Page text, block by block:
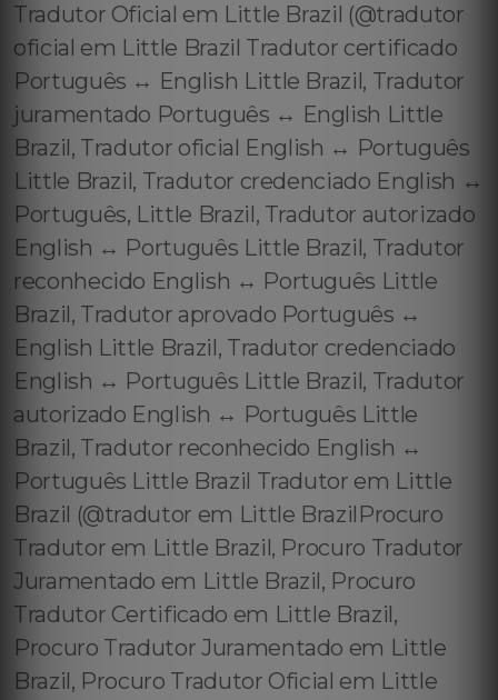
Tradutor Oficial em Little Brazil (@tradutor
oficial em Little Brazil Tradutor certificado
Português ↔️ English Little Brazil, Tradutor
juramentado Português ↔️ English Little
Brazil, Tradutor oficial English ↔️ Português
Little Brazil, Tradutor credenciado English ↔️
Português, Little Brazil, Tradutor autorizado
English ↔️ Português Little Brazil, Tradutor
reconhecido English ↔️ Português Little
Brazil, Tradutor aprovado Português ↔️
English Little Brazil, Tradutor credenciado
English ↔️ Português Little Brazil, Tradutor
autorizado English ↔️ Português Little
Brazil, Tradutor reconhecido English ↔️
Português Little Brazil Tradutor em Little
Brazil (@tradutor em Little BrazilProcuro
Tradutor em Little Brazil, Procuro Tradutor
Juramentado em Little Brazil, Procuro
Tradutor Certificado em Little Brazil,
Procuro Tradutor Juramentado em Little
Brazil, Procuro Tradutor Oficial em Little